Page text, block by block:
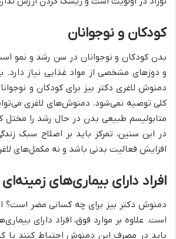
کودکان و نوجوانان
بدن کودکان و نوجوانان در سن رشد و نمو
و دوزهای مشخصی از مواد غذایی نیاز
کلی توصیه نمی‌شود. دمنوش‌های لاغری
متابولیسم طبیعی بدن در حال رشد را مختل
در این سنین، تمرکز باید بر اصلاح سبک
افزایش فعالیت بدنی باشد و نه مکمل‌های
افراد دارای بیماری‌های زمینه‌ای
دمنوش دکتر بیز برای چه کسانی مضر است؟
است. علاوه بر موارد فوق، افراد دارای
باید در مصرف این دمنوش احتیاط کنند یا